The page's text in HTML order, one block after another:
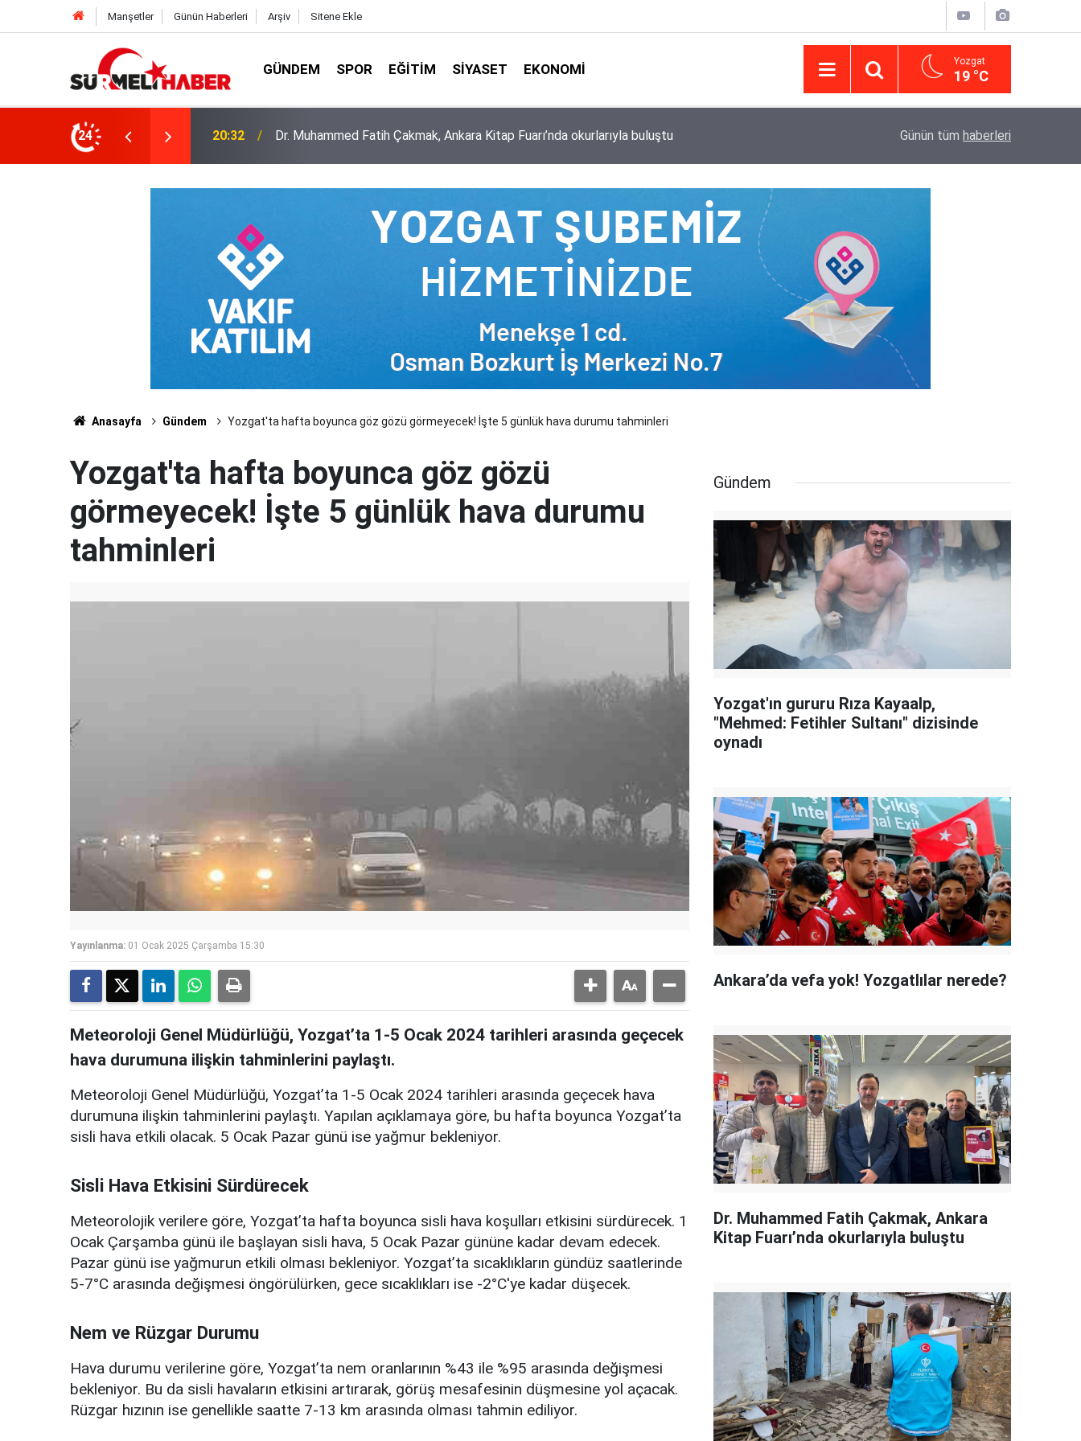
Manşetler Günün Haberleri Arşiv Sitene Ekle
GÜNDEM SPOR EĞITIM SIYASET EKONOMI Yozgat
19 °C
24
okurlarıyla buluştu 14:52 Diyanet İşleri Başkanlığı ile Türkiye Diyanet Vakfı milyonları sevindirdi Yargıtay’da iletişim hamlesi: Kurumsal
Günün tüm haberleri
Anasayfa Gündem Yozgat'ta hafta boyunca göz gözü görmeyecek! İşte 5 günlük hava durumu tahminleri
Yozgat'ta hafta boyunca göz gözü
görmeyecek! İşte 5 günlük hava durumu
tahminleri
Yayınlanma: 01 Ocak 2025 Çarşamba 15:30
Meteoroloji Genel Müdürlüğü, Yozgat’ta 1-5 Ocak 2024 tarihleri arasında geçecek
hava durumuna ilişkin tahminlerini paylaştı.
Meteoroloji Genel Müdürlüğü, Yozgat’ta 1-5 Ocak 2024 tarihleri arasında geçecek hava
durumuna ilişkin tahminlerini paylaştı. Yapılan açıklamaya göre, bu hafta boyunca Yozgat’ta
sisli hava etkili olacak. 5 Ocak Pazar günü ise yağmur bekleniyor.
Sisli Hava Etkisini Sürdürecek
Meteorolojik verilere göre, Yozgat’ta hafta boyunca sisli hava koşulları etkisini sürdürecek. 1
Ocak Çarşamba günü ile başlayan sisli hava, 5 Ocak Pazar gününe kadar devam edecek.
Pazar günü ise yağmurun etkili olması bekleniyor. Yozgat’ta sıcaklıkların gündüz saatlerinde
5-7°C arasında değişmesi öngörülürken, gece sıcaklıkları ise -2°C'ye kadar düşecek.
Nem ve Rüzgar Durumu
Hava durumu verilerine göre, Yozgat’ta nem oranlarının %43 ile %95 arasında değişmesi
bekleniyor. Bu da sisli havaların etkisini artırarak, görüş mesafesinin düşmesine yol açacak.
Rüzgar hızının ise genellikle saatte 7-13 km arasında olması tahmin ediliyor.
Gündem
Yozgat'ın gururu Rıza Kayaalp,
"Mehmed: Fetihler Sultanı" dizisinde
oynadı
Ankara’da vefa yok! Yozgatlılar nerede?
Dr. Muhammed Fatih Çakmak, Ankara
Kitap Fuarı’nda okurlarıyla buluştu